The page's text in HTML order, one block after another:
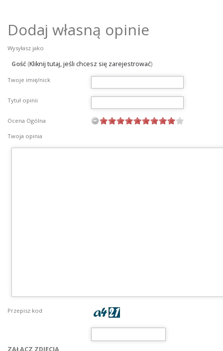
Dodaj własną opinie
Wysyłasz jako
Gość (Kliknij tutaj, jeśli chcesz się zarejestrować)
Twoje imię/nick
Tytuł opinii
Ocena Ogólna
Twoja opinia
Przepisz kod
ZAŁĄCZ ZDJĘCIA